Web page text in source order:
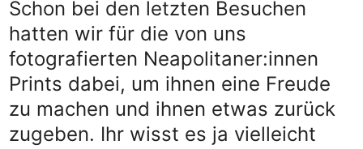
Schon bei den letzten Besuchen
hatten wir für die von uns
fotografierten Neapolitaner:innen
Prints dabei, um ihnen eine Freude
zu machen und ihnen etwas zurück
zugeben. Ihr wisst es ja vielleicht